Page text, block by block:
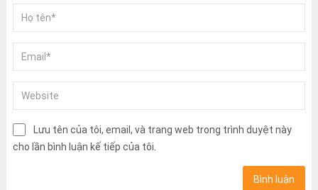
Lưu tên của tôi, email, và trang web trong trình duyệt này
cho lần bình luận kế tiếp của tôi.